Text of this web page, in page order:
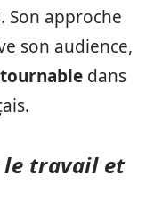
Son approche
son audience,
dans
travail et